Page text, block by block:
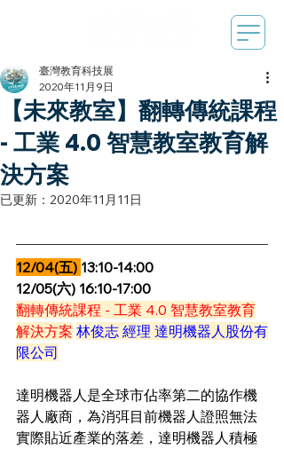
【未來教室】翻轉傳統課程
- 工業 4.0 智慧教室教育解
決方案
臺灣教育科技展
2020年11月9日
已更新： 2020年11月11日
12/04(五) 13:10-14:00
12/05(六) 16:10-17:00
翻轉傳統課程 - 工業 4.0 智慧教室教育
解決方案 林俊志 經理 達明機器人股份有
限公司
達明機器人是全球市佔率第二的協作機
器人廠商，為消弭目前機器人證照無法
實際貼近產業的落差，達明機器人積極